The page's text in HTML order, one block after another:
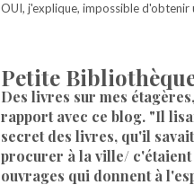
OUI, j'explique, impossible d'obtenir
Petite
Des livres sur mes
rapport avec ce blog. "Il
secret des livres, qu'il
procurer à la ville/ c'étaient
ouvrages qui donnent à